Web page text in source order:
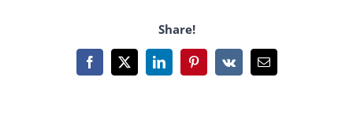
Share!
Facebook
X LinkedInPinterest
Vk Email